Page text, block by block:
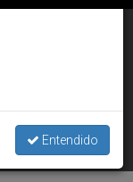
Entendido